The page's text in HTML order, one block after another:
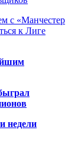
с «Манчестер
к Лиге
недели